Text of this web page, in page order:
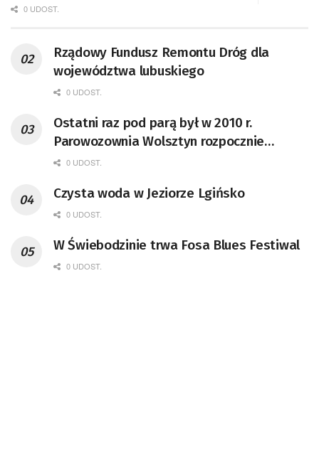
0 UDOST.
Rządowy Fundusz Remontu Dróg dla
województwa lubuskiego
0 UDOST.
Ostatni raz pod parą był w 2010 r.
Parowozownia Wolsztyn rozpocznie
remont unikatowego Tr5-65
0 UDOST.
Czysta woda w Jeziorze Lgińsko
0 UDOST.
W Świebodzinie trwa Fosa Blues Festiwal
0 UDOST.